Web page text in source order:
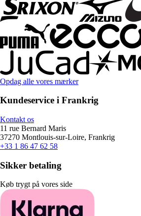
Opdag alle vores mærker
Kundeservice i Frankrig
Kontakt os
11 rue Bernard Maris
37270 Montlouis-sur-Loire, Frankrig
+33 1 86 47 62 58
Sikker betaling
Køb trygt på vores side